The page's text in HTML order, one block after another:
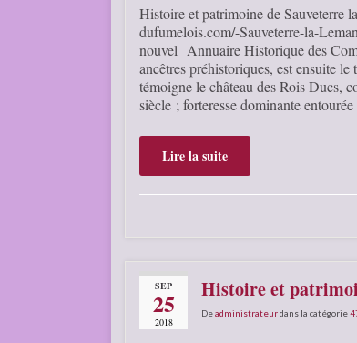
Histoire et patrimoine de Sauveterre
dufumelois.com/-Sauveterre-la-
nouvel Annuaire Historique des
ancêtres préhistoriques, est ensuite
témoigne le château des Rois Ducs,
siècle ; forteresse dominante
Lire la suite
SEP
25
2018
Histoire et
Deadministrateurdans la catégorie